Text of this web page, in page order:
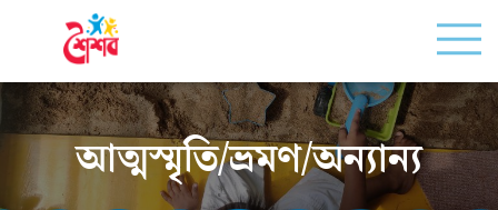
আত্মস্মৃতি/ভ্রমণ/অন্যান্য